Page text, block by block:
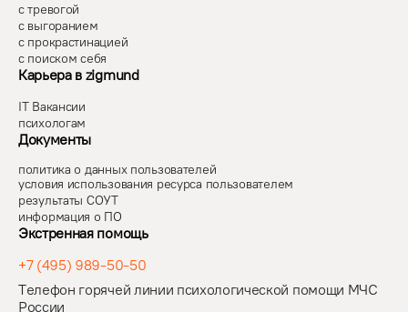
с тревогой
с выгоранием
с прокрастинацией
с поиском себя
Карьера в zigmund
IT Вакансии
психологам
Документы
политика о данных пользователей
условия использования ресурса пользователем
результаты СОУТ
информация о ПО
Экстренная помощь
+7 (495) 989-50-50
Телефон горячей линии психологической помощи МЧС
России